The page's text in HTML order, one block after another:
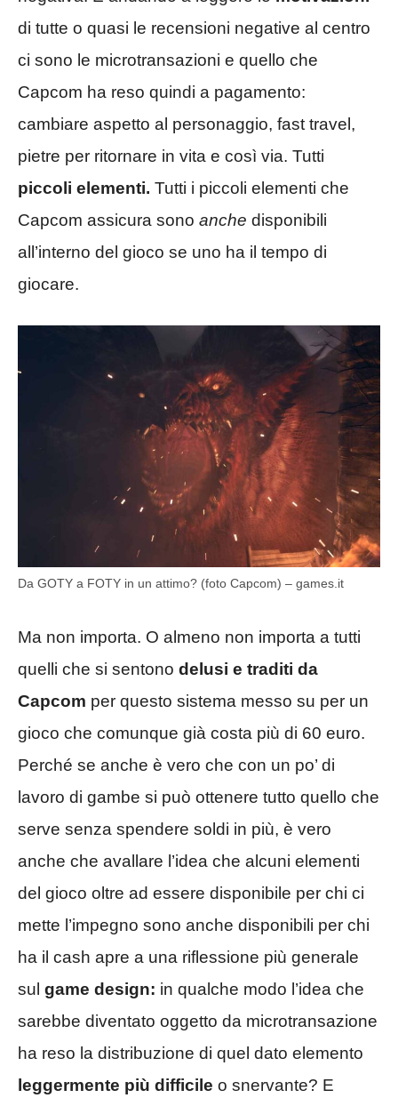
di tutte o quasi le recensioni negative al centro
ci sono le microtransazioni e quello che
Capcom ha reso quindi a pagamento:
cambiare aspetto al personaggio, fast travel,
pietre per ritornare in vita e così via. Tutti
piccoli elementi. Tutti i piccoli elementi che
Capcom assicura sono anche disponibili
all’interno del gioco se uno ha il tempo di
giocare.
Da GOTY a FOTY in un attimo? (foto Capcom) – games.it
Ma non importa. O almeno non importa a tutti
quelli che si sentono delusi e traditi da
Capcom per questo sistema messo su per un
gioco che comunque già costa più di 60 euro.
Perché se anche è vero che con un po’ di
lavoro di gambe si può ottenere tutto quello che
serve senza spendere soldi in più, è vero
anche che avallare l’idea che alcuni elementi
del gioco oltre ad essere disponibile per chi ci
mette l’impegno sono anche disponibili per chi
ha il cash apre a una riflessione più generale
sul game design: in qualche modo l’idea che
sarebbe diventato oggetto da microtransazione
ha reso la distribuzione di quel dato elemento
leggermente più difficile o snervante? E